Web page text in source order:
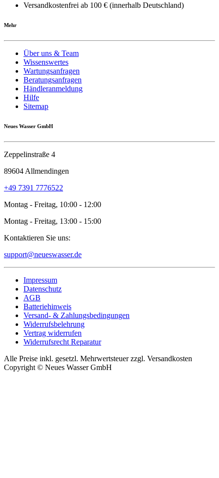
Versandkostenfrei ab 100 € (innerhalb Deutschland)
Mehr
Über uns & Team
Wissenswertes
Wartungsanfragen
Beratungsanfragen
Händleranmeldung
Hilfe
Sitemap
Neues Wasser GmbH
Zeppelinstraße 4
89604 Allmendingen
+49 7391 7776522
Montag - Freitag, 10:00 - 12:00
Montag - Freitag, 13:00 - 15:00
Kontaktieren Sie uns:
support@neueswasser.de
Impressum
Datenschutz
AGB
Batteriehinweis
Versand- & Zahlungsbedingungen
Widerrufsbelehrung
Vertrag widerrufen
Widerrufsrecht Reparatur
Alle Preise inkl. gesetzl. Mehrwertsteuer zzgl. Versandkosten
Copyright © Neues Wasser GmbH